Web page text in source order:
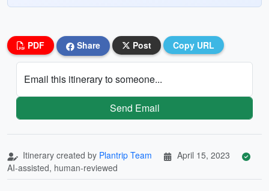
PDF Share Post Copy URL
Email this itinerary to someone...
Send Email
Itinerary created by Plantrip Team
April 15, 2023
AI-assisted, human-reviewed